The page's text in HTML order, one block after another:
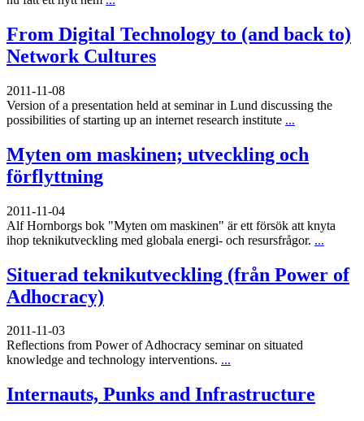
From Digital Technology to (and back to)
Network Cultures
2011-11-08
Version of a presentation held at seminar in Lund discussing the
possibilities of starting up an internet research institute ...
Myten om maskinen; utveckling och
förflyttning
2011-11-04
Alf Hornborgs bok "Myten om maskinen" är ett försök att knyta
ihop teknikutveckling med globala energi- och resursfrågor. ...
Situerad teknikutveckling (från Power of
Adhocracy)
2011-11-03
Reflections from Power of Adhocracy seminar on situated
knowledge and technology interventions. ...
Internauts, Punks and Infrastructure